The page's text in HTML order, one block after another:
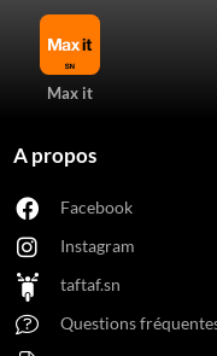
Max it
A propos
Facebook
Instagram
taftaf.sn
Questions